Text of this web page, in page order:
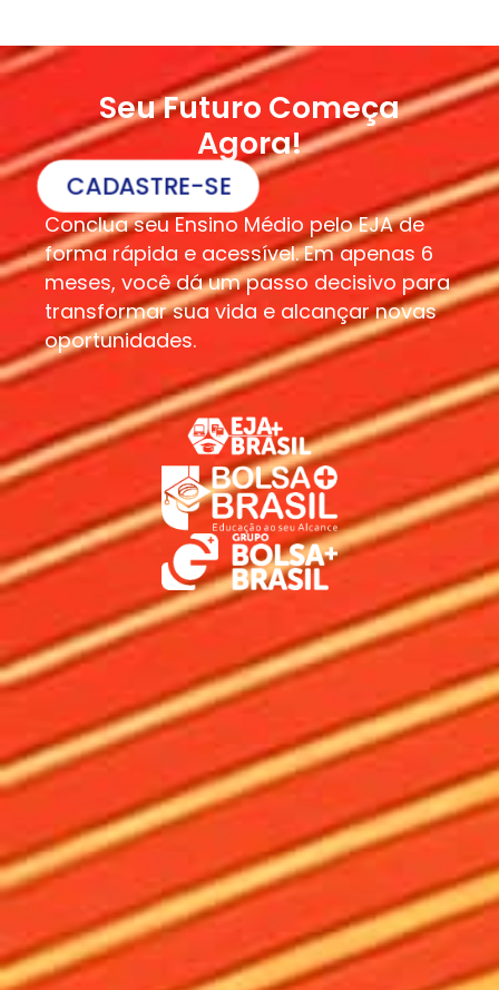
Seu Futuro Começa
Agora!
CADASTRE-SE
Conclua seu Ensino Médio pelo EJA de
forma rápida e acessível. Em apenas 6
meses, você dá um passo decisivo para
transformar sua vida e alcançar novas
oportunidades.